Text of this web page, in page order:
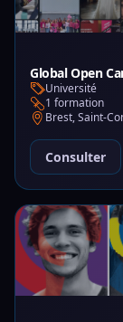
Global Open
Université
1 formation
Brest, Saint-
Consulter